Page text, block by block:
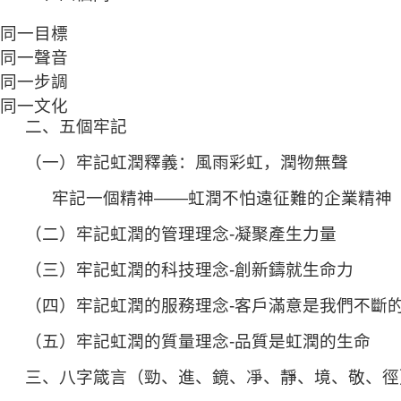
同一目標
同一聲音
同一步調
同一文化
二、五個牢記
（一）牢記虹潤釋義：風雨彩虹，潤物無聲
牢記一個精神——虹潤不怕遠征難的企業精神
（二）牢記虹潤的管理理念-凝聚產生力量
（三）牢記虹潤的科技理念-創新鑄就生命力
（四）牢記虹潤的服務理念-客戶滿意是我們不斷
（五）牢記虹潤的質量理念-品質是虹潤的生命
三、八字箴言（勁、進、鏡、凈、靜、境、敬、徑